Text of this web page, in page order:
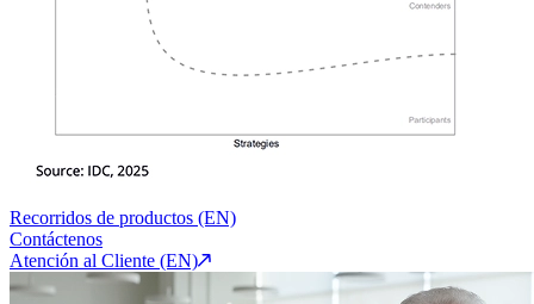
Recorridos de productos (EN)
Contáctenos
Atención al Cliente (EN)